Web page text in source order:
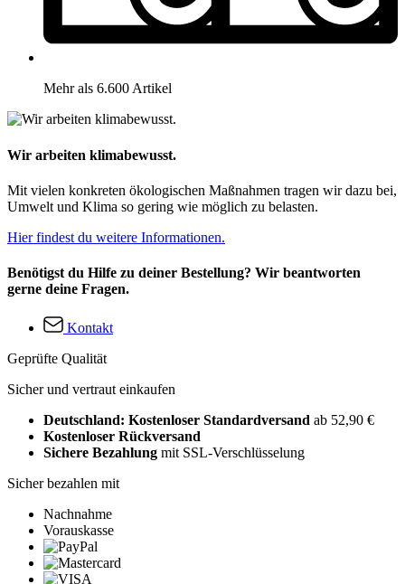
Mehr als 6.600 Artikel
Wir arbeiten klimabewusst.
Mit vielen konkreten ökologischen Maßnahmen tragen wir dazu bei,
Umwelt und Klima so gering wie möglich zu belasten.
Hier findest du weitere Informationen.
Benötigst du Hilfe zu deiner Bestellung? Wir beantworten
gerne deine Fragen.
Kontakt
Geprüfte Qualität
Sicher und vertraut einkaufen
Deutschland: Kostenloser Standardversand ab 52,90 €
Kostenloser Rückversand
Sichere Bezahlung mit SSL-Verschlüsselung
Sicher bezahlen mit
Nachnahme
Vorauskasse